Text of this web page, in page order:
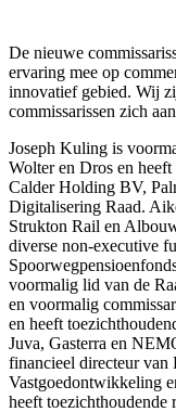
De nieuwe
ervaring mee op
innovatief gebied. Wij
commissarissen zich
Joseph Kuling is
Wolter en Dros en
Calder Holding BV,
Digitalisering Raad.
Strukton Rail en
diverse non-executive
voormalig lid van de
en voormalig
en heeft
Juva, Gasterra en
financieel directeur van
Vastgoedontwikkeling
heeft